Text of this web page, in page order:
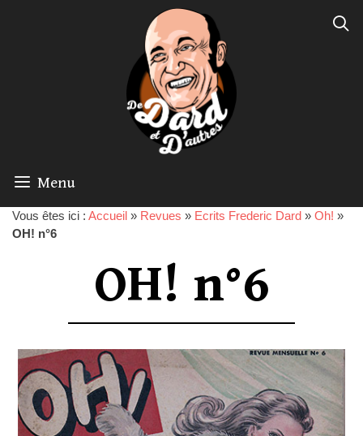
Menu
Vous êtes ici : Accueil » Revues » Ecrits Frederic Dard » Oh! »
OH! n°6
OH! n°6